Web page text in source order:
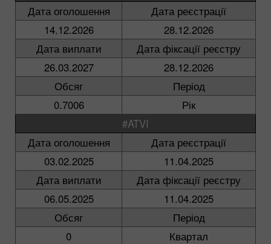
Дата оголошення
Дата реєстрації
14.12.2026
28.12.2026
Дата виплати
Дата фіксації реєстру
26.03.2027
28.12.2026
Обсяг
Період
0.7006
Рік
#ATVI
Дата оголошення
Дата реєстрації
03.02.2025
11.04.2025
Дата виплати
Дата фіксації реєстру
06.05.2025
11.04.2025
Обсяг
Період
0
Квартал